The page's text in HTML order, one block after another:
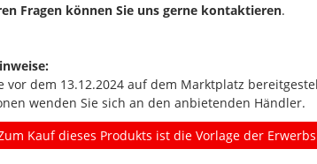
Fragen können Sie uns gerne kontaktieren.
vor dem 13.12.2024 auf dem Marktplatz
wenden Sie sich an den anbietenden Händler.
Kauf dieses Produkts ist die Vorlage der